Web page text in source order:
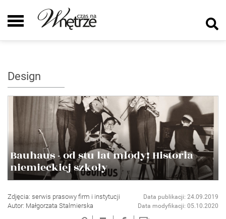
Design
Bauhaus - od stu lat młody! Historia
niemieckiej szkoły
Zdjęcia: serwis prasowy firm i instytucji
Autor: Małgorzata Stalmierska
Data publikacji: 24.09.2019
Data modyfikacji: 05.10.2020